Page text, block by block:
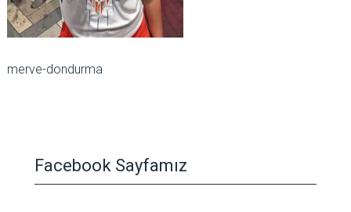
merve-dondurma
Facebook Sayfamız